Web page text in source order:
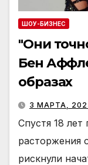
ШОУ-БИЗНЕС
"Они
Бен
образах
3 МАРТА,
Спустя 18 лет
расторжения
рискнули